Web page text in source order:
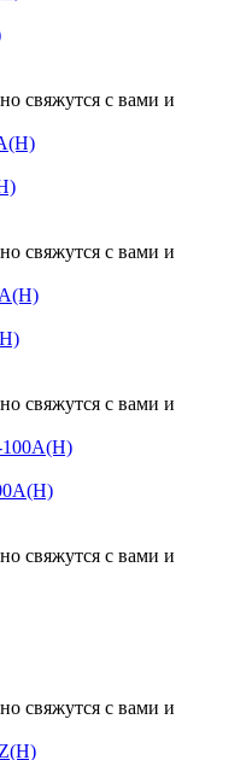
свяжутся с вами и
свяжутся с вами и
свяжутся с вами и
свяжутся с вами и
свяжутся с вами и